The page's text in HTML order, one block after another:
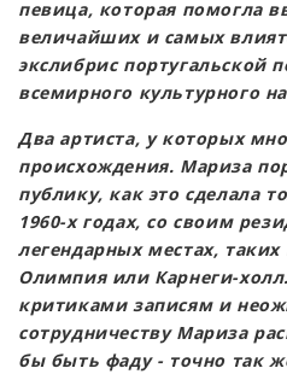
певица, которая помогла
величайших и самых
экслибрис португальской
всемирного культурного
Два артиста, у которых
происхождения. Мариза
публику, как это сделала
1960-х годах, со своим
легендарных местах,
Олимпия или Карнеги-
критиками записям и
сотрудничеству Мариза
бы быть фаду - точно так